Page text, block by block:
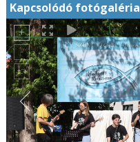
Kapcsolódó fotógaléria